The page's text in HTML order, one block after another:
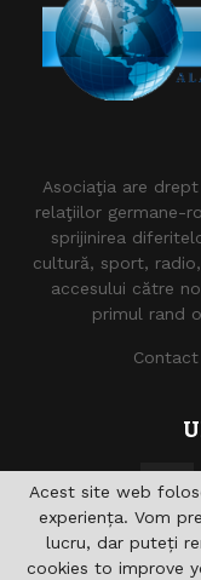
Asociaţia are
relaţiilor germane-
sprijinirea
cultură, sport,
accesului către
primul rand
Contact
Acest site web
experiența. Vom
lucru, dar puteți
cookies to improve